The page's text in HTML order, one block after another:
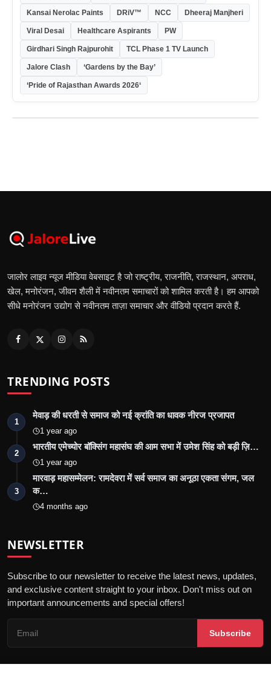
Kansai Nerolac Paints DRiV™ NCC Dheeraj Manjheri
Viral Desai Healthcare Aspirants PW
Girdhari Singh Rajpurohit TCL Phase 1 TV Launch
Jalore Clash ‘Gardens by the Bay’
‘Pride of Rajasthan Awards 2026‘
जालोर लाइव न्यूज मीडिया वेबसाइट है जो राष्ट्रीय, राजनीति, राजस्थान, अपराध,
खेल, मनोरंजन, जीवन शैली में नवीनतम समाचारों को शामिल करती है। हम आपको
सीधे मनोरंजन उद्योग से नवीनतम ताज़ा समाचार और वीडियो प्रदान करते हैं.
TRENDING POSTS
1
मेवाड़ की धरती से समाज को नई क्रांति का धावक नीरज प्रजापत
1 year ago
2
भारतीय एमेच्योर बॉक्सिंग महासंघ की आम सभा में उमेश सिंह को बड़ी ज़ि…
1 year ago
3
मारवाड़ महासम्मेलन: रामदेवरा में सर्व समाज का अनूठा एकता संगम, जल
क…
4 months ago
NEWSLETTER
Subscribe to our newsletter to receive the latest news, updates,
and exclusive content straight to your inbox. Don't miss out on
important announcements and special offers!
Subscribe